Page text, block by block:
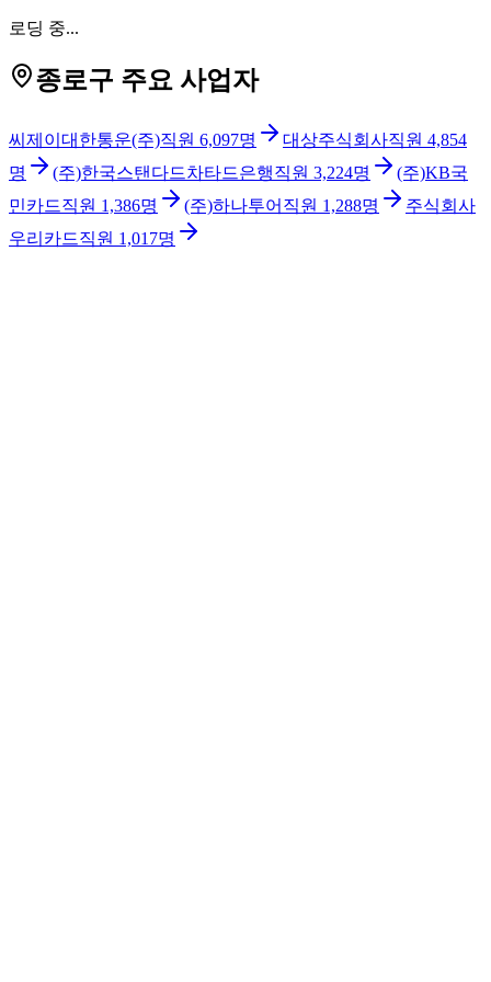
로딩 중...
종로구 주요 사업자
씨제이대한통운(주)직원 6,097명 대상주식회사직원 4,854
명
(주)한국스탠다드차타드은행직원 3,224명
(주)KB국
민카드직원 1,386명 (주)하나투어 직원 1,288명
주식회사
우리카드직원 1,017명